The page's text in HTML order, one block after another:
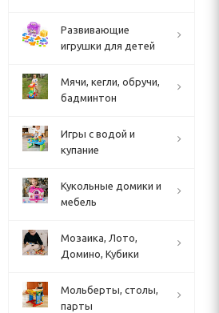
Развивающие
игрушки для детей
Мячи, кегли, обручи,
бадминтон
Игры с водой и
купание
Кукольные домики и
мебель
Мозаика, Лото,
Домино, Кубики
Мольберты, столы,
парты